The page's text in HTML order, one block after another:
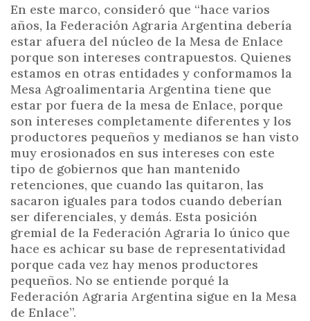
En este marco, consideró que “hace varios
años, la Federación Agraria Argentina debería
estar afuera del núcleo de la Mesa de Enlace
porque son intereses contrapuestos. Quienes
estamos en otras entidades y conformamos la
Mesa Agroalimentaria Argentina tiene que
estar por fuera de la mesa de Enlace, porque
son intereses completamente diferentes y los
productores pequeños y medianos se han visto
muy erosionados en sus intereses con este
tipo de gobiernos que han mantenido
retenciones, que cuando las quitaron, las
sacaron iguales para todos cuando deberían
ser diferenciales, y demás. Esta posición
gremial de la Federación Agraria lo único que
hace es achicar su base de representatividad
porque cada vez hay menos productores
pequeños. No se entiende porqué la
Federación Agraria Argentina sigue en la Mesa
de Enlace”.